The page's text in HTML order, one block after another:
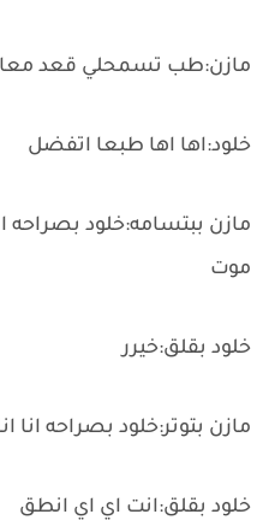
مازن:طب تسمحلي قعد
خلود:اها اها طبعا اتفضل
مازن ببتسامه:خلود بصراحه
موت
خلود بقلق:خيرر
مازن بتوتر:خلود بصراحه انا
خلود بقلق:انت اي اي انطق